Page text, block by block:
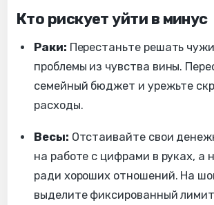
Кто рискует уйти в минус
Раки: Перестаньте решать
проблемы из чувства вины.
семейный бюджет и урежьте
расходы.
Весы: Отстаивайте свои
на работе с цифрами в руках, а
ради хороших отношений. На
выделите фиксированный